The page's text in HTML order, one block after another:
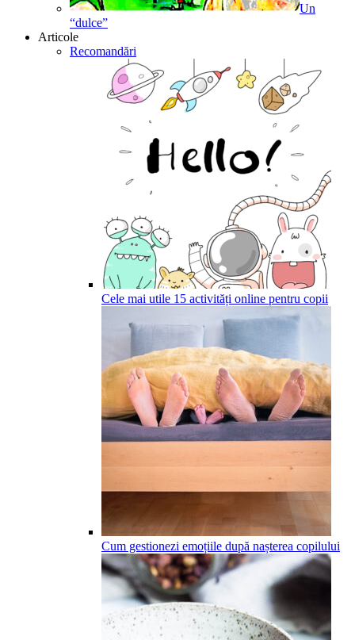
Un
“dulce”
Articole
Recomandări
Cele mai utile 15 activități online pentru copii
Cum gestionezi emoțiile după nașterea copilului